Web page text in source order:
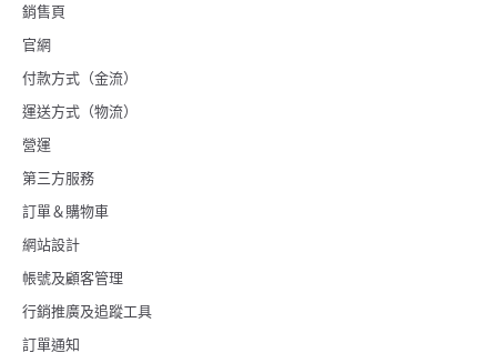
銷售頁
官網
付款方式（金流）
運送方式（物流）
營運
第三方服務
訂單＆購物車
網站設計
帳號及顧客管理
行銷推廣及追蹤工具
訂單通知